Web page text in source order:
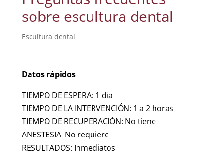
sobre escultura dental
Escultura dental
Datos rápidos
TIEMPO DE ESPERA: 1 día
TIEMPO DE LA INTERVENCIÓN: 1 a 2 horas
TIEMPO DE RECUPERACIÓN: No tiene
ANESTESIA: No requiere
RESULTADOS: Inmediatos